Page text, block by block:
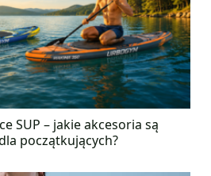
SUP – jakie akcesoria są
początkujących?